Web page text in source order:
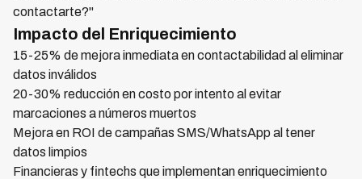
contactarte?"
Impacto del Enriquecimiento
15-25% de mejora inmediata en contactabilidad al eliminar
datos inválidos
20-30% reducción en costo por intento al evitar
marcaciones a números muertos
Mejora en ROI de campañas SMS/WhatsApp al tener
datos limpios
Financieras y fintechs que implementan enriquecimiento